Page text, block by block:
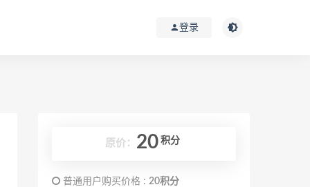
登录
原价： 20 积分
普通用户购买价格 : 20积分